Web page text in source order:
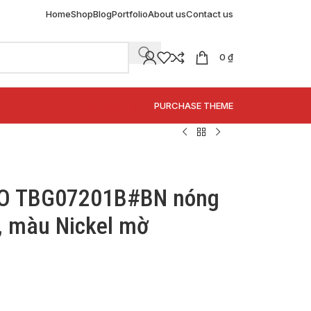
HomeShopBlogPortfolioAbout usContact us
0 ₫
PURCHASE THEME
TBG07201B#BN nóng
màu Nickel mờ